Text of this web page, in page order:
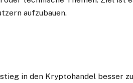
aufzubauen.
in den Kryptohandel besser